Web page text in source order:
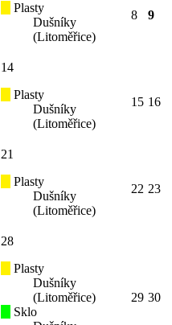
Plasty
Dušníky
(Litoměřice)
8 9
14
Plasty
Dušníky
(Litoměřice)
15 16
21
Plasty
Dušníky
(Litoměřice)
22 23
28
Plasty
Dušníky
(Litoměřice)
Sklo
29 30